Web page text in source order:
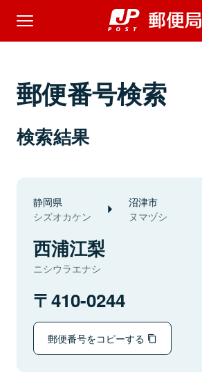
郵便番号検索
検索結果
静岡県
シズオカケン
沼津市
ヌマヅシ
西浦江梨
ニシウラエナシ
410-0244
郵便番号をコピーする